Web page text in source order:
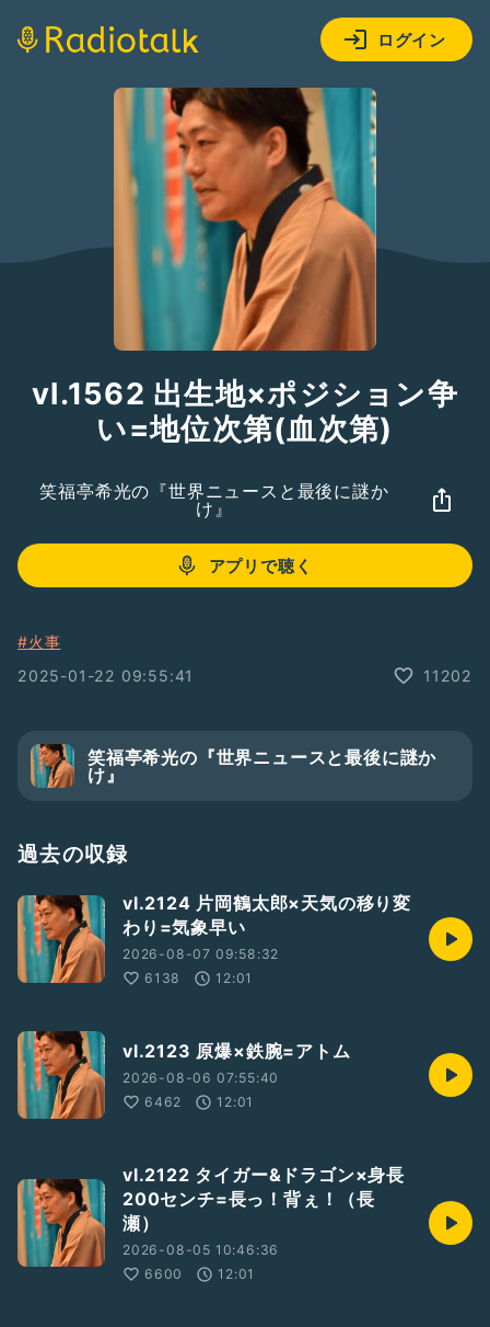
ログイン
vl.1562 出生地×ポジション争
い=地位次第(血次第)
笑福亭希光の『世界ニュースと最後に謎か
け』
アプリで聴く
#火事
2025-01-22 09:55:41
11202
笑福亭希光の『世界ニュースと最後に謎か
け』
過去の収録
vl.2124 片岡鶴太郎×天気の移り変
わり=気象早い
2026-08-07 09:58:32
6138
12:01
vl.2123 原爆×鉄腕=アトム
2026-08-06 07:55:40
6462
12:01
vl.2122 タイガー&ドラゴン×身長
200センチ=長っ！背ぇ！（長
瀬）
2026-08-05 10:46:36
6600
12:01